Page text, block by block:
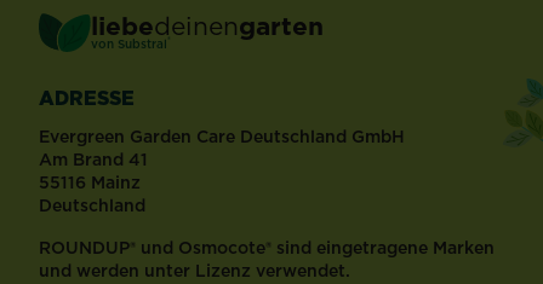
liebedeinengarten
von Substral ®
ADRESSE
Evergreen Garden Care Deutschland GmbH
Am Brand 41
55116 Mainz
Deutschland
ROUNDUP® und Osmocote® sind eingetragene Marken
und werden unter Lizenz verwendet.